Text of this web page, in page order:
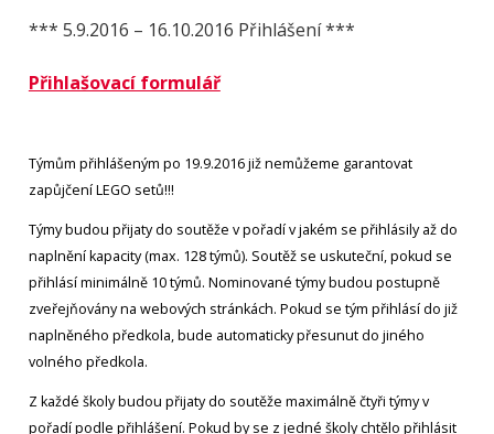
*** 5.9.2016 – 16.10.2016 Přihlášení ***
Přihlašovací formulář
Týmům přihlášeným po 19.9.2016 již nemůžeme garantovat
zapůjčení LEGO setů!!!
Týmy budou přijaty do soutěže v pořadí v jakém se přihlásily až do
naplnění kapacity (max. 128 týmů). Soutěž se uskuteční, pokud se
přihlásí minimálně 10 týmů. Nominované týmy budou postupně
zveřejňovány na webových stránkách. Pokud se tým přihlásí do již
naplněného předkola, bude automaticky přesunut do jiného
volného předkola.
Z každé školy budou přijaty do soutěže maximálně čtyři týmy v
pořadí podle přihlášení. Pokud by se z jedné školy chtělo přihlásit